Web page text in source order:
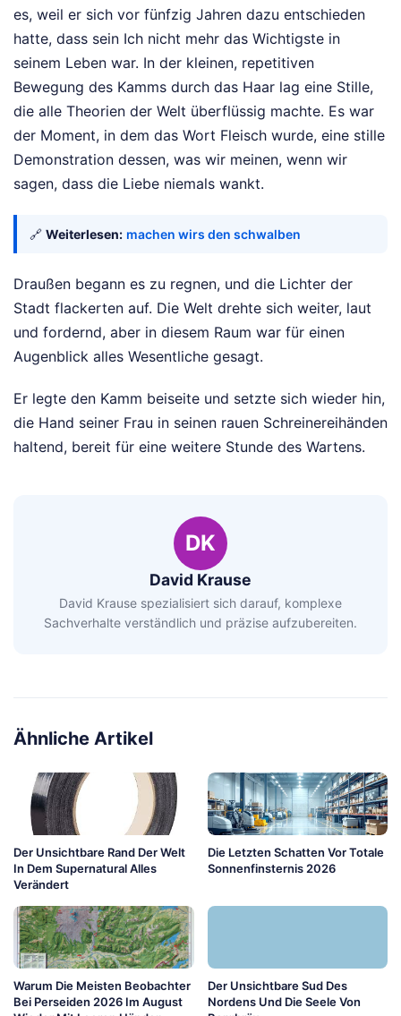
es, weil er sich vor fünfzig Jahren dazu entschieden
hatte, dass sein Ich nicht mehr das Wichtigste in
seinem Leben war. In der kleinen, repetitiven
Bewegung des Kamms durch das Haar lag eine Stille,
die alle Theorien der Welt überflüssig machte. Es war
der Moment, in dem das Wort Fleisch wurde, eine stille
Demonstration dessen, was wir meinen, wenn wir
sagen, dass die Liebe niemals wankt.
🔗 Weiterlesen: machen wirs den schwalben
Draußen begann es zu regnen, und die Lichter der
Stadt flackerten auf. Die Welt drehte sich weiter, laut
und fordernd, aber in diesem Raum war für einen
Augenblick alles Wesentliche gesagt.
Er legte den Kamm beiseite und setzte sich wieder hin,
die Hand seiner Frau in seinen rauen Schreinereihänden
haltend, bereit für eine weitere Stunde des Wartens.
DK
David Krause
David Krause spezialisiert sich darauf, komplexe
Sachverhalte verständlich und präzise aufzubereiten.
Ähnliche Artikel
Der Unsichtbare Rand Der Welt
In Dem Supernatural Alles
Verändert
Die Letzten Schatten Vor Totale
Sonnenfinsternis 2026
Warum Die Meisten Beobachter
Bei Perseiden 2026 Im August
Der Unsichtbare Sud Des
Nordens Und Die Seele Von